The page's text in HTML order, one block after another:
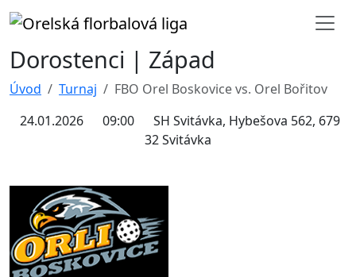
Dorostenci | Západ
Úvod Turnaj
FBO Orel Boskovice vs. Orel Bořitov
24.01.2026
09:00
SH Svitávka, Hybešova 562, 679
32 Svitávka